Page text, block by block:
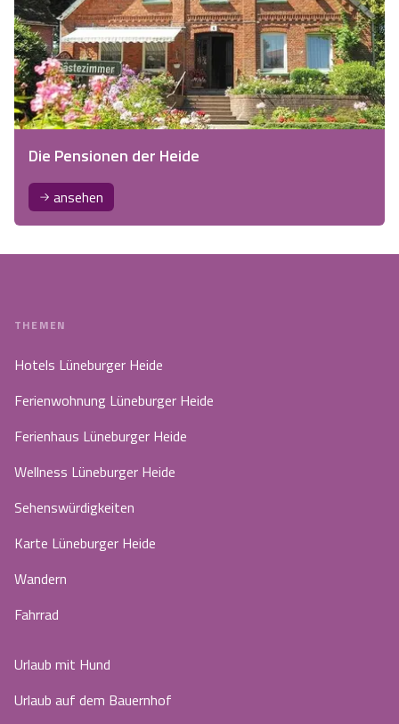
Die Pensionen der Heide
ansehen
THEMEN
Hotels Lüneburger Heide
Ferienwohnung Lüneburger Heide
Ferienhaus Lüneburger Heide
Wellness Lüneburger Heide
Sehenswürdigkeiten
Karte Lüneburger Heide
Wandern
Fahrrad
Urlaub mit Hund
Urlaub auf dem Bauernhof